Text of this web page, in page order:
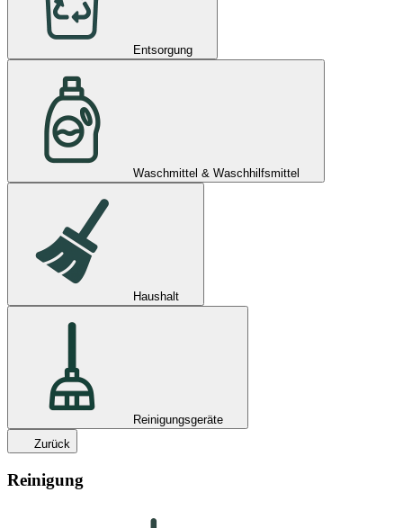
Entsorgung
Waschmittel & Waschhilfsmittel
Haushalt
Reinigungsgeräte
Zurück
Reinigung